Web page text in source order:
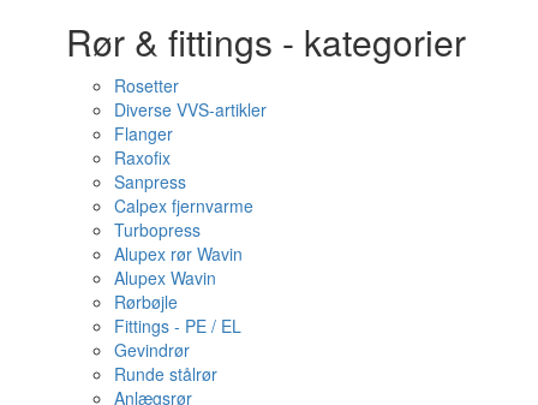
Rør & fittings - kategorier
Rosetter
Diverse VVS-artikler
Flanger
Raxofix
Sanpress
Calpex fjernvarme
Turbopress
Alupex rør Wavin
Alupex Wavin
Rørbøjle
Fittings - PE / EL
Gevindrør
Runde stålrør
Anlægsrør